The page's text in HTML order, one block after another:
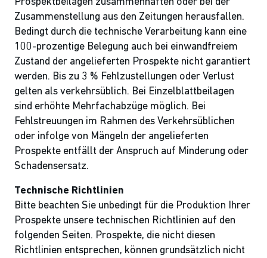
Zusammenstellung aus den Zeitungen herausfallen.
Bedingt durch die technische Verarbeitung kann eine
100-prozentige Belegung auch bei einwandfreiem
Zustand der angelieferten Prospekte nicht garantiert
werden. Bis zu 3 % Fehlzustellungen oder Verlust
gelten als verkehrsüblich. Bei Einzelblattbeilagen
sind erhöhte Mehrfachabzüge möglich. Bei
Fehlstreuungen im Rahmen des Verkehrsüblichen
oder infolge von Mängeln der angelieferten
Prospekte entfällt der Anspruch auf Minderung oder
Schadensersatz.
Technische Richtlinien
Bitte beachten Sie unbedingt für die Produktion Ihrer
Prospekte unsere technischen Richtlinien auf den
folgenden Seiten. Prospekte, die nicht diesen
Richtlinien entsprechen, können grundsätzlich nicht